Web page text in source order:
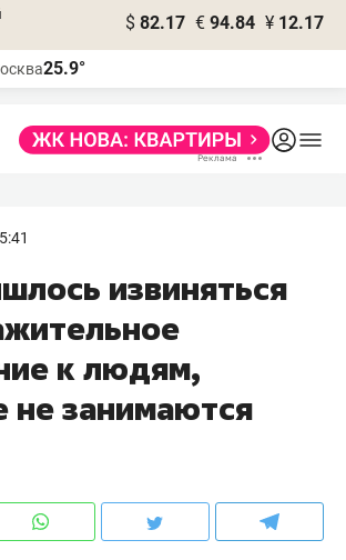
$ 82.17 € 94.84 ¥ 12.17
25.9°
извиняться
к людям,
не занимаются